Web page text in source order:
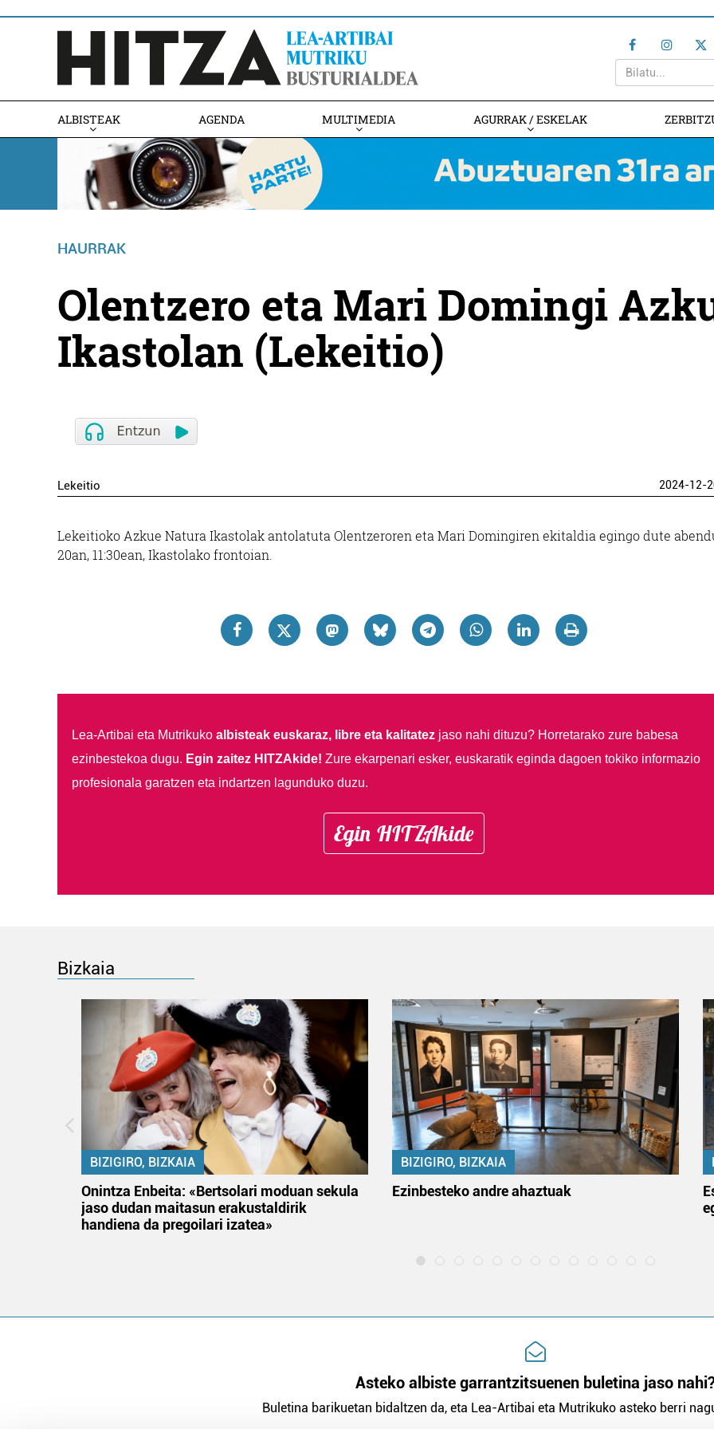
ALBISTEAK AGENDA MULTIMEDIA AGURRAK / ESKELAK
HAURRAK
Olentzero eta Mari Domingi
Ikastolan (Lekeitio)
Lekeitio 2024-12-
Lekeitioko Azkue Natura Ikastolak antolatuta Olentzeroren eta Mari Domingiren ekitaldia egingo dute
20an, 11:30ean, Ikastolako frontoian.
Lea-Artibai eta Mutrikuko albisteak euskaraz, libre eta kalitatezjaso nahi dituzu? Horretarako zure babesa
ezinbestekoa dugu. Egin zaitez HITZAkide! Zure ekarpenari esker, euskaratik eginda dagoen tokiko informazio
profesionala garatzen eta indartzen lagunduko duzu.
Egin HITZAkide
Bizkaia
BIZIGIRO, BIZKAIA
Onintza Enbeita: «Bertsolari moduan sekula
jaso dudan maitasun erakustaldirik
handiena da pregoilari izatea»
BIZIGIRO, BIZKAIA
Ezinbesteko andre ahaztuak
Asteko albiste garrantzitsuenen buletina jaso
Buletina barikuetan bidaltzen da, eta Lea-Artibai eta Mutrikuko asteko berri